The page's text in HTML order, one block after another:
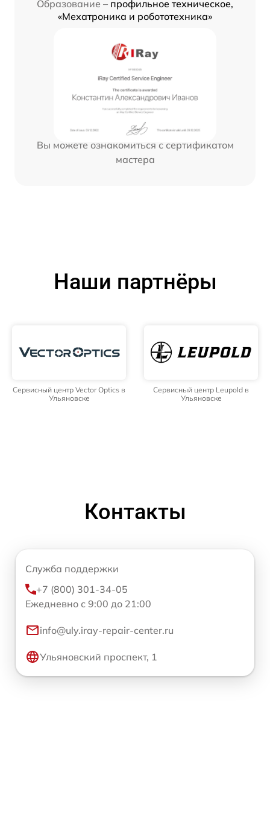
Образование – профильное техническое,
«Мехатроника и робототехника»
Вы можете ознакомиться с сертификатом
мастера
Наши партнёры
Сервисный центр Vector Optics в
Ульяновске
Сервисный центр Leupold в
Ульяновске
Контакты
Служба поддержки
+7 (800) 301-34-05
Ежедневно с 9:00 до 21:00
info@uly.iray-repair-center.ru
Ульяновский проспект, 1